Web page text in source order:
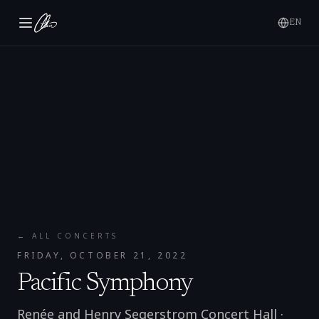
EN
← ALL CONCERTS
FRIDAY, OCTOBER 21, 2022
Pacific Symphony
Renée and Henry Segerstrom Concert Hall ·